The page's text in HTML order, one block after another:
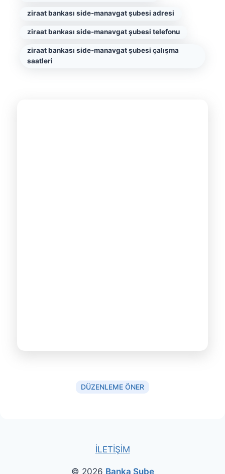
ziraat bankası side-manavgat şubesi adresi
ziraat bankası side-manavgat şubesi telefonu
ziraat bankası side-manavgat şubesi çalışma
saatleri
DÜZENLEME ÖNER
İLETİŞİM
© 2026 Banka Şube